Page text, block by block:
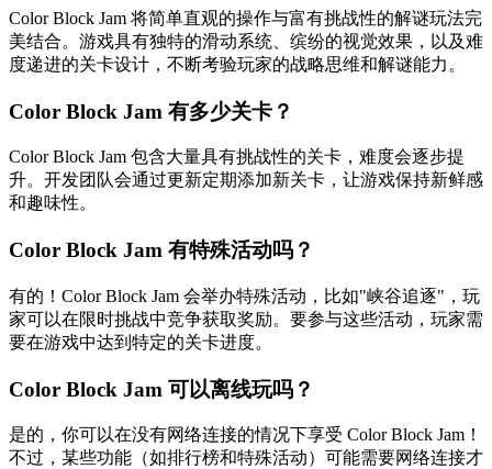
Color Block Jam 将简单直观的操作与富有挑战性的解谜玩法完
美结合。游戏具有独特的滑动系统、缤纷的视觉效果，以及难
度递进的关卡设计，不断考验玩家的战略思维和解谜能力。
Color Block Jam 有多少关卡？
Color Block Jam 包含大量具有挑战性的关卡，难度会逐步提
升。开发团队会通过更新定期添加新关卡，让游戏保持新鲜感
和趣味性。
Color Block Jam 有特殊活动吗？
有的！Color Block Jam 会举办特殊活动，比如"峡谷追逐"，玩
家可以在限时挑战中竞争获取奖励。要参与这些活动，玩家需
要在游戏中达到特定的关卡进度。
Color Block Jam 可以离线玩吗？
是的，你可以在没有网络连接的情况下享受 Color Block Jam！
不过，某些功能（如排行榜和特殊活动）可能需要网络连接才